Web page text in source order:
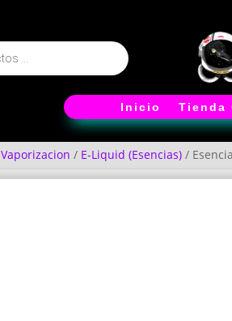
Inicio Tienda
Vaporizacion / E-Liquid (Esencias) /